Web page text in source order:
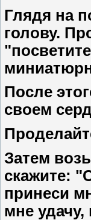
Глядя на
голову.
После
своем
Затем
скажите:
принеси
мне удачу,